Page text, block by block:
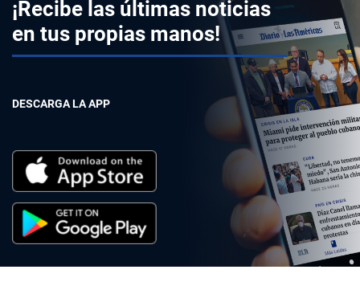
¡Recibe las últimas noticias
en tus propias manos!
DESCARGA LA APP